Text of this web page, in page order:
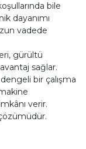
bile
dayanımı
vadede
gürültü
sağlar.
bir çalışma
verir.